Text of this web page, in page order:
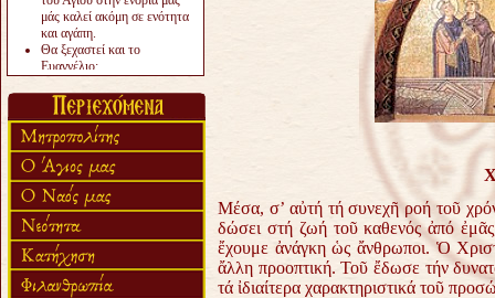
μάς καλεί ακόμη σε ενότητα
και αγάπη.
Θα ξεχαστεί και το
Ευαγγέλιο;
«πολύ αργά».
Ζητείται....
Μέσα, σ’ αὐτή τή συνεχῆ ροή τοῦ
δώσει στή ζωή τοῦ καθενός ἀπό
ἔχουμε ἀνάγκη ὡς ἄνθρωποι. Ὁ
ἄλλη προοπτική. Τοῦ ἔδωσε τήν
τά ἰδιαίτερα χαρακτηριστικά τοῦ